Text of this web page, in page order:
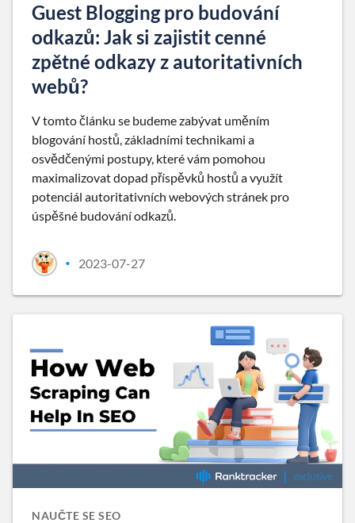
Guest Blogging pro budování
odkazů: Jak si zajistit cenné
zpětné odkazy z autoritativních
webů?
V tomto článku se budeme zabývat uměním
blogování hostů, základními technikami a
osvědčenými postupy, které vám pomohou
maximalizovat dopad příspěvků hostů a využít
potenciál autoritativních webových stránek pro
úspěšné budování odkazů.
• 2023-07-27
NAUČTE SE SEO